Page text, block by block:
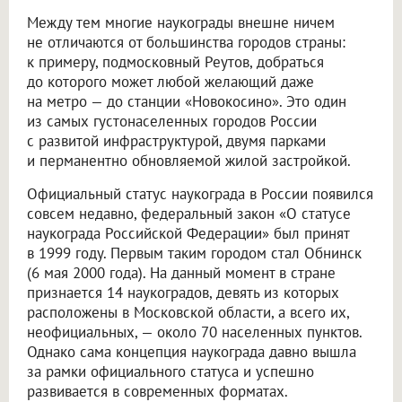
Между тем многие наукограды внешне ничем
не отличаются от большинства городов страны:
к примеру, подмосковный Реутов, добраться
до которого может любой желающий даже
на метро — до станции «Новокосино». Это один
из самых густонаселенных городов России
с развитой инфраструктурой, двумя парками
и перманентно обновляемой жилой застройкой.
Официальный статус наукограда в России появился
совсем недавно, федеральный закон «О статусе
наукограда Российской Федерации» был принят
в 1999 году. Первым таким городом стал Обнинск
(6 мая 2000 года). На данный момент в стране
признается 14 наукоградов, девять из которых
расположены в Московской области, а всего их,
неофициальных, — около 70 населенных пунктов.
Однако сама концепция наукограда давно вышла
за рамки официального статуса и успешно
развивается в современных форматах.